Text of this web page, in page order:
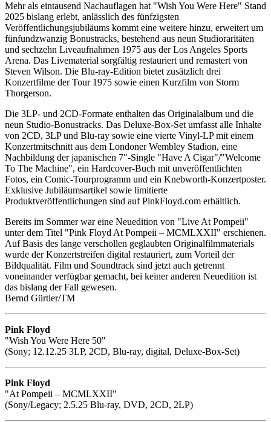
Mehr als eintausend Nachauflagen hat "Wish You Were Here" Stand
2025 bislang erlebt, anlässlich des fünfzigsten
Veröffentlichungsjubiläums kommt eine weitere hinzu, erweitert um
fünfundzwanzig Bonustracks, bestehend aus neun Studioraritäten
und sechzehn Liveaufnahmen 1975 aus der Los Angeles Sports
Arena. Das Livematerial sorgfältig restauriert und remastert von
Steven Wilson. Die Blu-ray-Edition bietet zusätzlich drei
Konzertfilme der Tour 1975 sowie einen Kurzfilm von Storm
Thorgerson.
Die 3LP- und 2CD-Formate enthalten das Originalalbum und die
neun Studio-Bonustracks. Das Deluxe-Box-Set umfasst alle Inhalte
von 2CD, 3LP und Blu-ray sowie eine vierte Vinyl-LP mit einem
Konzertmitschnitt aus dem Londoner Wembley Stadion, eine
Nachbildung der japanischen 7"-Single "Have A Cigar"/"Welcome
To The Machine", ein Hardcover-Buch mit unveröffentlichten
Fotos, ein Comic-Tourprogramm und ein Knebworth-Konzertposter.
Exklusive Jubiläumsartikel sowie limitierte
Produktveröffentlichungen sind auf PinkFloyd.com erhältlich.
Bereits im Sommer war eine Neuedition von "Live At Pompeii"
unter dem Titel "Pink Floyd At Pompeii – MCMLXXII" erschienen.
Auf Basis des lange verschollen geglaubten Originalfilmmaterials
wurde der Konzertstreifen digital restauriert, zum Vorteil der
Bildqualität. Film und Soundtrack sind jetzt auch getrennt
voneinander verfügbar gemacht, bei keiner anderen Neuedition ist
das bislang der Fall gewesen.
Bernd Gürtler/TM
Pink Floyd
"Wish You Were Here 50"
(Sony; 12.12.25 3LP, 2CD, Blu-ray, digital, Deluxe-Box-Set)
Pink Floyd
"At Pompeii – MCMLXXII"
(Sony/Legacy; 2.5.25 Blu-ray, DVD, 2CD, 2LP)